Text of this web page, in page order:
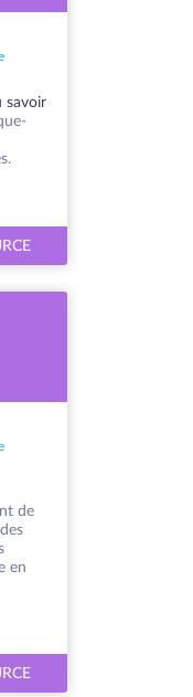
savoir
de
en